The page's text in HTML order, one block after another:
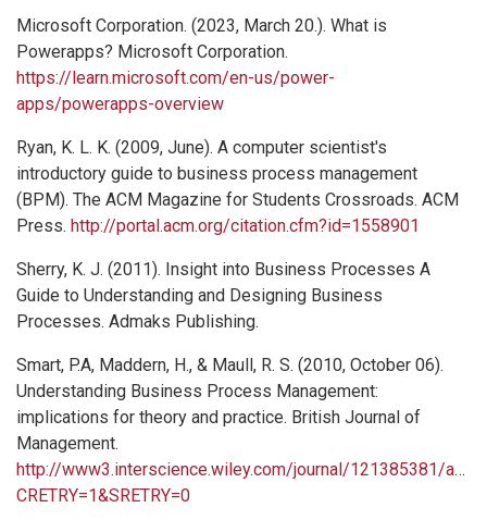
Microsoft Corporation. (2023, March 20.). What is
Powerapps? Microsoft Corporation.
https://learn.microsoft.com/en-us/power-
apps/powerapps-overview
Ryan, K. L. K. (2009, June). A computer scientist's
introductory guide to business process management
(BPM). The ACM Magazine for Students Crossroads. ACM
Press. http://portal.acm.org/citation.cfm?id=1558901
Sherry, K. J. (2011). Insight into Business Processes A
Guide to Understanding and Designing Business
Processes. Admaks Publishing.
Smart, P.A, Maddern, H., & Maull, R. S. (2010, October 06).
Understanding Business Process Management:
implications for theory and practice. British Journal of
Management.
http://www3.interscience.wiley.com/journal/121385381/
CRETRY=1&SRETRY=0